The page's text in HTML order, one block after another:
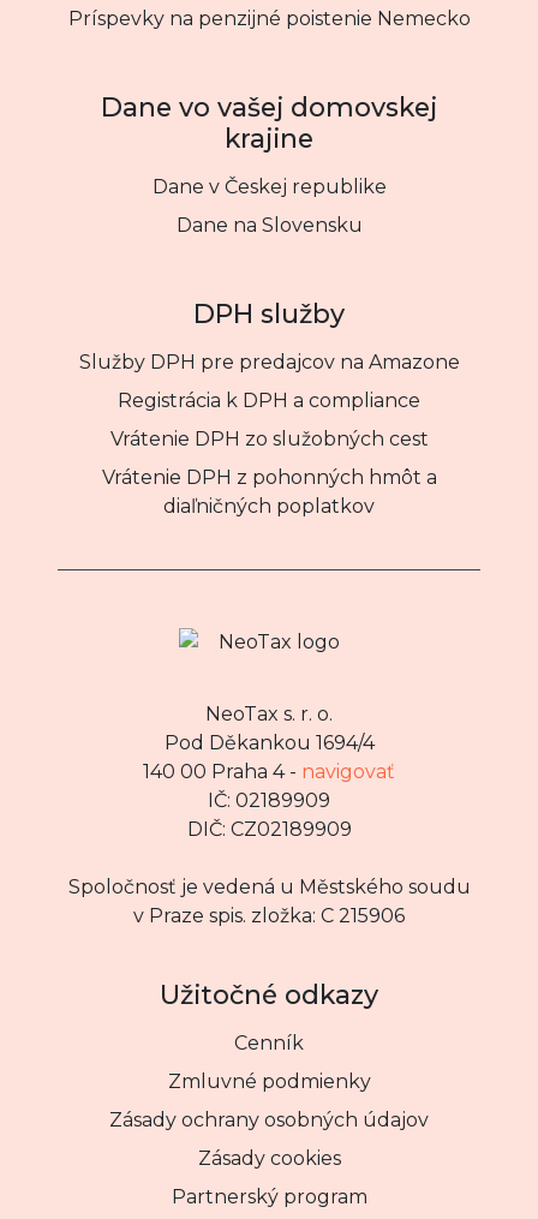
Príspevky na penzijné poistenie Nemecko
Dane vo vašej domovskej
krajine
Dane v Českej republike
Dane na Slovensku
DPH služby
Služby DPH pre predajcov na Amazone
Registrácia k DPH a compliance
Vrátenie DPH zo služobných cest
Vrátenie DPH z pohonných hmôt a
diaľničných poplatkov
NeoTax s. r. o.
Pod Děkankou 1694/4
140 00 Praha 4 - navigovať
IČ: 02189909
DIČ: CZ02189909
Spoločnosť je vedená u Městského soudu
v Praze spis. zložka: C 215906
Užitočné odkazy
Cenník
Zmluvné podmienky
Zásady ochrany osobných údajov
Zásady cookies
Partnerský program